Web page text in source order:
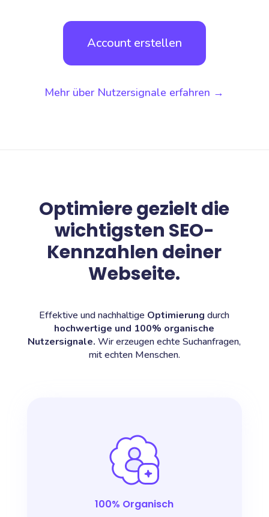
Account erstellen
Mehr über Nutzersignale erfahren →
Optimiere gezielt die
wichtigsten SEO-
Kennzahlen deiner
Webseite.
Effektive und nachhaltige Optimierung durch
hochwertige und 100% organische
Nutzersignale. Wir erzeugen echte Suchanfragen,
mit echten Menschen.
100% Organisch